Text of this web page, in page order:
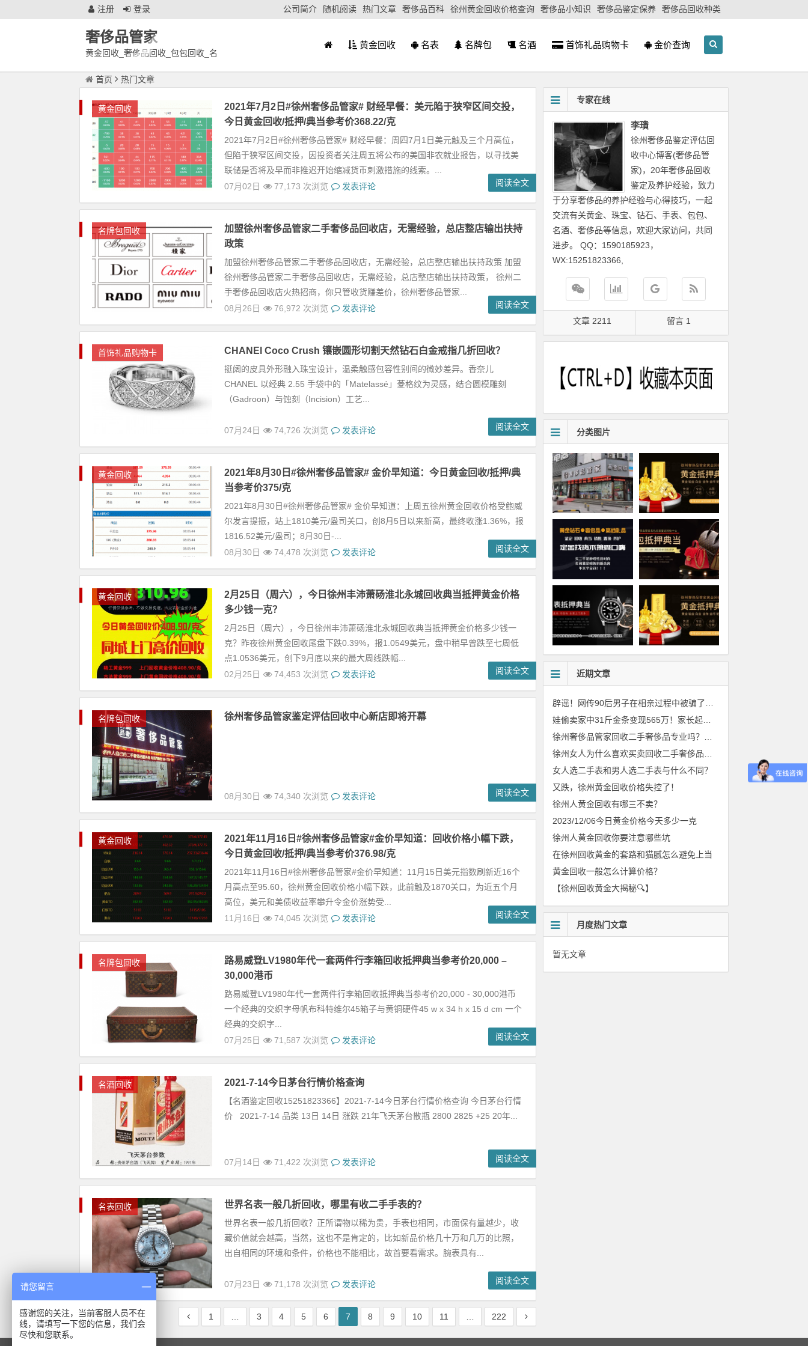
注册 登录 公司简介 随机阅读 热门文章 奢侈品百科 徐州黄金回收价格查询 奢侈品小知识 奢侈品鉴定保养 奢侈品回收种类
奢侈品管家
黄金回收_奢侈品回收_包包回收_名
黄金回收 名表 名牌包 名酒 首饰礼品购物卡 金价查询
首页 热门文章
黄金回收
2021年7月2日#徐州奢侈品管家# 财经早餐：美元陷于狭窄区间交投，
今日黄金回收/抵押/典当参考价368.22/克
2021年7月2日#徐州奢侈品管家# 财经早餐：周四7月1日美元触及三个月高位，
但陷于狭窄区间交投，因投资者关注周五将公布的美国非农就业报告，以寻找美
联储是否将及早而非推迟开始缩减货币刺激措施的线索。...
07月02日
77,173 次浏览 发表评论 阅读全文
名牌包回收
加盟徐州奢侈品管家二手奢侈品回收店，无需经验，总店整店输出扶持
政策
加盟徐州奢侈品管家二手奢侈品回收店，无需经验，总店整店输出扶持政策 加盟
徐州奢侈品管家二手奢侈品回收店，无需经验，总店整店输出扶持政策， 徐州二
手奢侈品回收店火热招商，你只管收货赚差价，徐州奢侈品管家...
08月26日
76,972 次浏览 发表评论 阅读全文
首饰礼品购物卡 CHANEl Coco Crush 镶嵌圆形切割天然钻石白金戒指几折回收？
挺阔的皮具外形融入珠宝设计，温柔触感包容性别间的微妙差异。香奈儿
CHANEL 以经典 2.55 手袋中的「Matelassé」菱格纹为灵感，结合圆模雕刻
（Gadroon）与蚀刻（Incision）工艺...
07月24日 74,726 次浏览 发表评论 阅读全文
黄金回收
2021年8月30日#徐州奢侈品管家# 金价早知道：今日黄金回收/抵押/典
当参考价375/克
2021年8月30日#徐州奢侈品管家# 金价早知道：上周五徐州黄金回收价格受鲍威
尔发言提振，站上1810美元/盎司关口，创8月5日以来新高，最终收涨1.36%，报
1816.52美元/盎司；8月30日-...
08月30日
74,478 次浏览 发表评论 阅读全文
黄金回收
2月25日（周六），今日徐州丰沛萧砀淮北永城回收典当抵押黄金价格
多少钱一克？
2月25日（周六），今日徐州丰沛萧砀淮北永城回收典当抵押黄金价格多少钱一
克？昨夜徐州黄金回收尾盘下跌0.39%，报1.0549美元，盘中稍早曾跌至七周低
点1.0536美元，创下9月底以来的最大周线跌幅...
02月25日
74,453 次浏览 发表评论 阅读全文
名牌包回收 徐州奢侈品管家鉴定评估回收中心新店即将开幕
08月30日 74,340 次浏览 发表评论 阅读全文
黄金回收
2021年11月16日#徐州奢侈品管家#金价早知道：回收价格小幅下跌，
今日黄金回收/抵押/典当参考价376.98/克
2021年11月16日#徐州奢侈品管家#金价早知道：11月15日美元指数刷新近16个
月高点至95.60，徐州黄金回收价格小幅下跌，此前触及1870关口，为近五个月
高位，美元和美债收益率攀升令金价涨势受...
11月16日
74,045 次浏览 发表评论 阅读全文
名牌包回收
路易威登LV1980年代一套两件行李箱回收抵押典当参考价20,000 –
30,000港币
路易威登LV1980年代一套两件行李箱回收抵押典当参考价20,000 - 30,000港币
一个经典的交织字母帆布科特维尔45箱子与黄铜硬件45 w x 34 h x 15 d cm 一个
经典的交织字...
07月25日
71,587 次浏览 发表评论 阅读全文
名酒回收 2021-7-14今日茅台行情价格查询
【名酒鉴定回收15251823366】2021-7-14今日茅台行情价格查询 今日茅台行情
价 2021-7-14 品类 13日 14日 涨跌 21年飞天茅台散瓶 2800 2825 +25 20年...
07月14日 71,422 次浏览 发表评论 阅读全文
名表回收 世界名表一般几折回收，哪里有收二手手表的？
世界名表一般几折回收？正所谓物以稀为贵，手表也相同，市面保有量越少，收
藏价值就会越高，当然，这也不是肯定的，比如新品价格几十万和几万的比照，
出自相同的环境和条件，价格也不能相比，故首要看需求。腕表具有...
07月23日 71,178 次浏览 发表评论 阅读全文
1 3 4 5 6 7 8 9 10 11 222
专家在线
李璳
徐州奢侈品鉴定评估回
收中心博客(奢侈品管
家)，20年奢侈品回收
鉴定及养护经验，致力
于分享奢侈品的养护经验与心得技巧，一起
交流有关黄金、珠宝、钻石、手表、包包、
名酒、奢侈品等信息，欢迎大家访问，共同
进步。 QQ：1590185923，
WX:15251823366,
文章 2211 留言 1
分类图片
近期文章
女人选二手表和男人选二手表与什么不同？
又跌，徐州黄金回收价格失控了！
徐州人黄金回收有哪三不卖？
2023/12/06今日黄金价格今天多少一克
徐州人黄金回收你要注意哪些坑
在徐州回收黄金的套路和猫腻怎么避免上当
黄金回收一般怎么计算价格？
【徐州回收黄金大揭秘🔍】
月度热门文章
暂无文章
请您留言
感谢您的关注，当前客服人员不在
线，请填写一下您的信息，我们会
尽快和您联系。